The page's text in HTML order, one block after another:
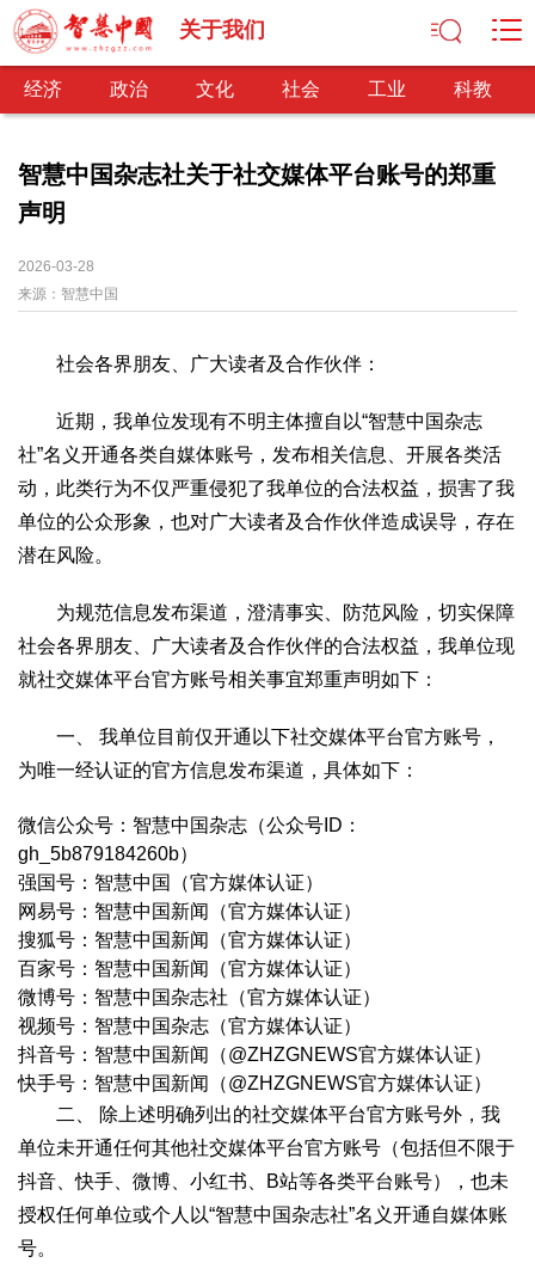
关于我们
经济 政治 文化 社会 工业 科教
经济
经济观察
经济转型
供给侧改革
司法公正 民主政治
网文推荐
文化
中华文化 核心价值 文化产业 文化事业
艺术百家
社会治理 社会保障 城乡发展 民生建设
工业
科教
三农
智慧农业 智慧乡村 基层之声
国防
国防建设 军民融合 兵器装备 军营风采
国际
中国与世界 国际视点 国际合作 他山之石
生态
视频
访谈 动态
智慧中国杂志社关于社交媒体平台账号的郑重
声明
2026-03-28
来源： 智慧中国
社会各界朋友、广大读者及合作伙伴：
近期，我单位发现有不明主体擅自以“智慧中国杂志
社”名义开通各类自媒体账号，发布相关信息、开展各类活
动，此类行为不仅严重侵犯了我单位的合法权益，损害了我
单位的公众形象，也对广大读者及合作伙伴造成误导，存在
潜在风险。
为规范信息发布渠道，澄清事实、防范风险，切实保障
社会各界朋友、广大读者及合作伙伴的合法权益，我单位现
就社交媒体平台官方账号相关事宜郑重声明如下：
一、 我单位目前仅开通以下社交媒体平台官方账号，
为唯一经认证的官方信息发布渠道，具体如下：
微信公众号：智慧中国杂志（公众号ID：
gh_5b879184260b）
强国号：智慧中国（官方媒体认证）
网易号：智慧中国新闻（官方媒体认证）
搜狐号：智慧中国新闻（官方媒体认证）
百家号：智慧中国新闻（官方媒体认证）
微博号：智慧中国杂志社（官方媒体认证）
视频号：智慧中国杂志（官方媒体认证）
抖音号：智慧中国新闻（@ZHZGNEWS官方媒体认证）
快手号：智慧中国新闻（@ZHZGNEWS官方媒体认证）
二、 除上述明确列出的社交媒体平台官方账号外，我
单位未开通任何其他社交媒体平台官方账号（包括但不限于
抖音、快手、微博、小红书、B站等各类平台账号），也未
授权任何单位或个人以“智慧中国杂志社”名义开通自媒体账
号。